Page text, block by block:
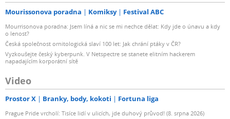
Mourissonova poradna Komiksy Festival ABC
Mourrisonova poradna: Jsem líná a nic se mi nechce dělat: Kdy jde o únavu a kdy
o lenost?
Česká společnost ornitologická slaví 100 let: Jak chrání ptáky v ČR?
Vyzkoušejte český kyberpunk. V Netspectre se stanete elitním hackerem
napadajícím korporátní sítě
Video
Prostor X Branky, body, kokoti Fortuna liga
Prague Pride vrcholí: Tisíce lidí v ulicích, jde duhový průvod! (8. srpna 2026)